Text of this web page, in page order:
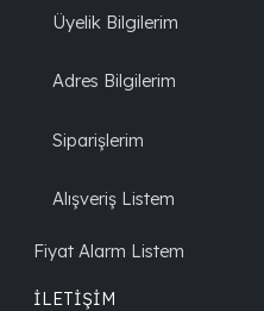
Üyelik Bilgilerim
Adres Bilgilerim
Siparişlerim
Alışveriş Listem
Fiyat Alarm Listem
İLETİŞİM